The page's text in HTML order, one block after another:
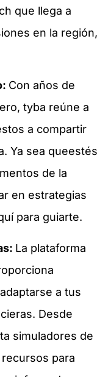
que llega a
en la región,
Con años de
tyba reúne a
a compartir
Ya sea queestés
de la
en estrategias
para guiarte.
La plataforma
a tus
Desde
simuladores de
para